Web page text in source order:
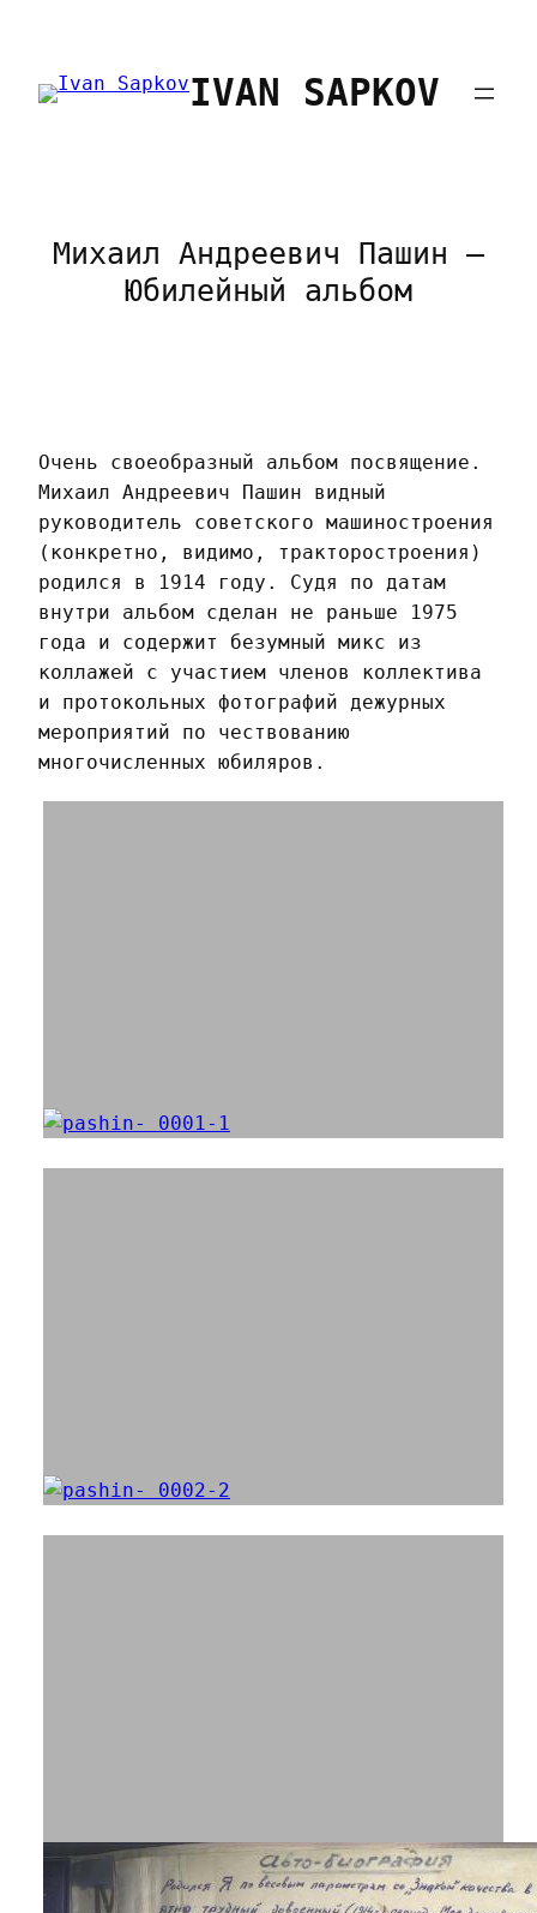
содержимому
IVAN SAPKOV
Михаил Андреевич Пашин —
Юбилейный альбом
Очень своеобразный альбом посвящение.
Михаил Андреевич Пашин видный
руководитель советского машиностроения
(конкретно, видимо, тракторостроения)
родился в 1914 году. Судя по датам
внутри альбом сделан не раньше 1975
года и содержит безумный микс из
коллажей с участием членов коллектива
и протокольных фотографий дежурных
мероприятий по чествованию
многочисленных юбиляров.